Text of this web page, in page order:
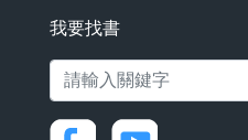
我要找書